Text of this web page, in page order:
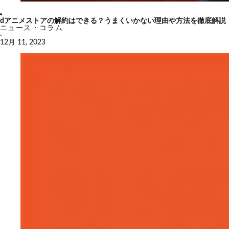
dアニメストアの解約はできる？うまくいかない理由や方法を徹底解説
ニュース・コラム
·
12月 11, 2023